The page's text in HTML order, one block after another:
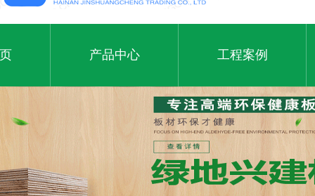
产品中心
产品中心
工程案例
工程案例
工程案例